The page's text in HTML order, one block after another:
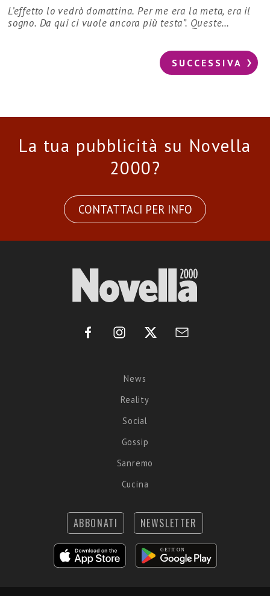
L’effetto lo vedrò domattina. Per me era la meta, era il
sogno. Da qui ci vuole ancora più testa”. Queste…
SUCCESSIVA
La tua pubblicità su Novella
2000?
CONTATTACI PER INFO
News
Reality
Social
Gossip
Sanremo
Cucina
ABBONATI NEWSLETTER